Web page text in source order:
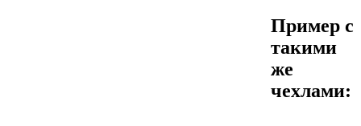
Пример с
такими
же
чехлами: